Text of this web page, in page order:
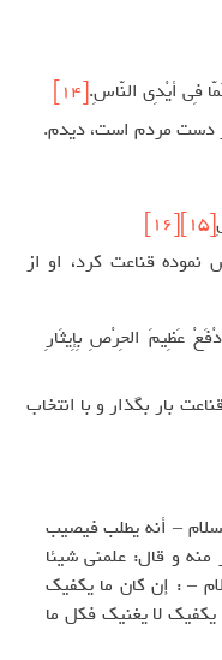
فِي أيْدِي النّاسِ.[14]
دست مردم است، دیدم.
[15]
[16]
قناعت کرد، او از
عَظِيمَ الحِرْصِ بِإِيثَارِ
بار بگذار و با انتخاب
– أنه يطلب فيصيب
منه و قال: علمني شيئا
– : إن كان ما يكفيك
يكفيك لا يغنيك فكل ما